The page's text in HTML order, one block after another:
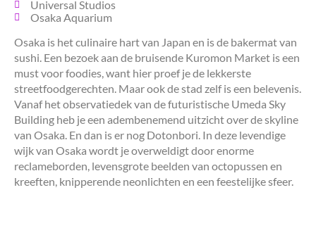
Universal Studios
Osaka Aquarium
Osaka is het culinaire hart van Japan en is de bakermat van
sushi. Een bezoek aan de bruisende Kuromon Market is een
must voor foodies, want hier proef je de lekkerste
streetfoodgerechten. Maar ook de stad zelf is een belevenis.
Vanaf het observatiedek van de futuristische Umeda Sky
Building heb je een adembenemend uitzicht over de skyline
van Osaka. En dan is er nog Dotonbori. In deze levendige
wijk van Osaka wordt je overweldigt door enorme
reclameborden, levensgrote beelden van octopussen en
kreeften, knipperende neonlichten en een feestelijke sfeer.